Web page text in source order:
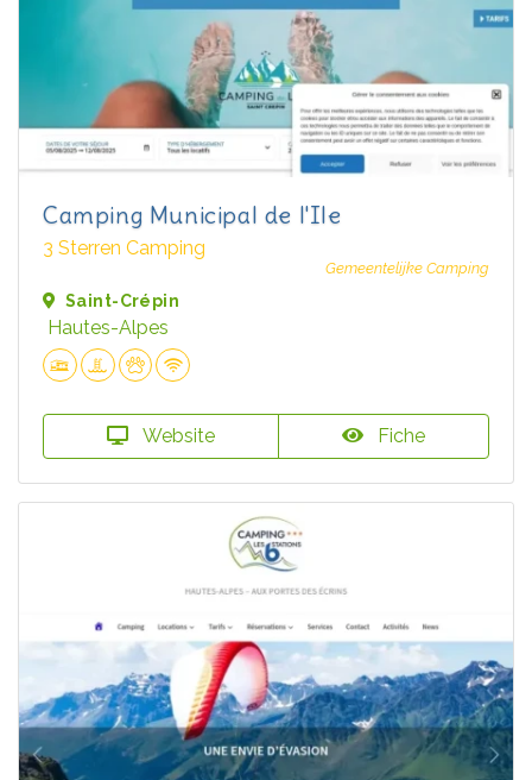
Camping Municipal de l'Ile
3 Sterren Camping
Gemeentelijke Camping
Saint-Crépin
Hautes-Alpes
Website Fiche